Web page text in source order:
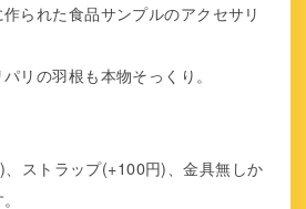
られた食品サンプルのアクセサリ
リの羽根も本物そっくり。
ストラップ(+100円)、金具無しか